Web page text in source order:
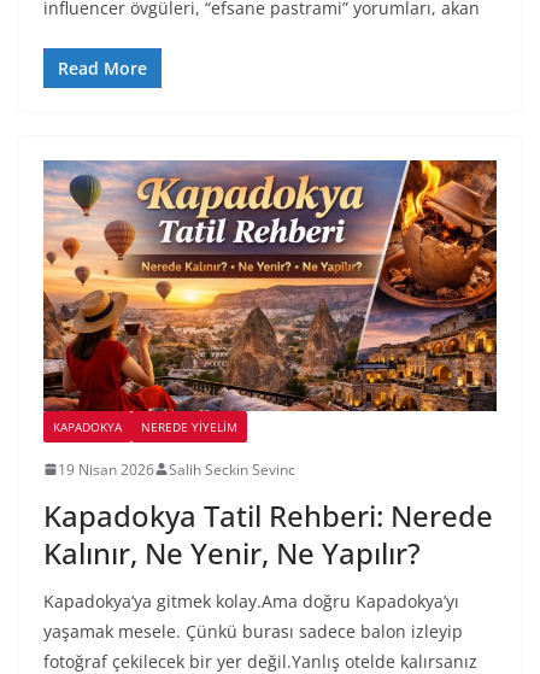
influencer övgüleri, “efsane pastrami” yorumları, akan
Read More
KAPADOKYA NEREDE YİYELİM
19 Nisan 2026 Salih Seckin Sevinc
Kapadokya Tatil Rehberi: Nerede
Kalınır, Ne Yenir, Ne Yapılır?
Kapadokya’ya gitmek kolay.Ama doğru Kapadokya’yı
yaşamak mesele. Çünkü burası sadece balon izleyip
fotoğraf çekilecek bir yer değil.Yanlış otelde kalırsanız